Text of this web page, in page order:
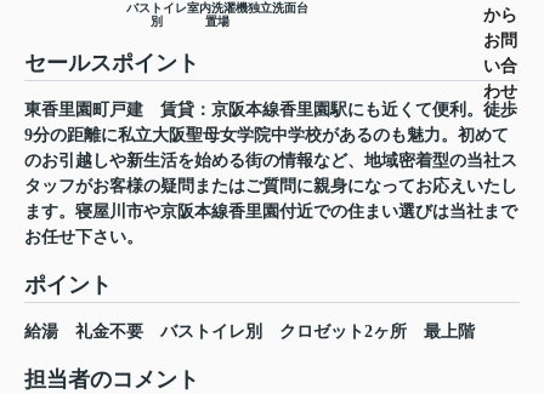
から
お問
い合
わせ
バストイレ
別
室内洗濯機
置場
独立洗面台
セールスポイント
東香里園町戸建 賃貸：京阪本線香里園駅にも近くて便利。徒歩
9分の距離に私立大阪聖母女学院中学校があるのも魅力。初めて
のお引越しや新生活を始める街の情報など、地域密着型の当社ス
タッフがお客様の疑問またはご質問に親身になってお応えいたし
ます。寝屋川市や京阪本線香里園付近での住まい選びは当社まで
お任せ下さい。
ポイント
給湯 礼金不要 バストイレ別 クロゼット2ヶ所 最上階
担当者のコメント